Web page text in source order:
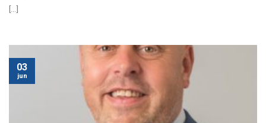
[...]
03
jun